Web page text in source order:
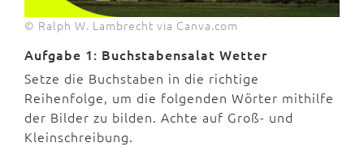
© Ralph W. Lambrecht via Canva.com
Aufgabe 1: Buchstabensalat Wetter
Setze die Buchstaben in die richtige
Reihenfolge, um die folgenden Wörter mithilfe
der Bilder zu bilden. Achte auf Groß- und
Kleinschreibung.